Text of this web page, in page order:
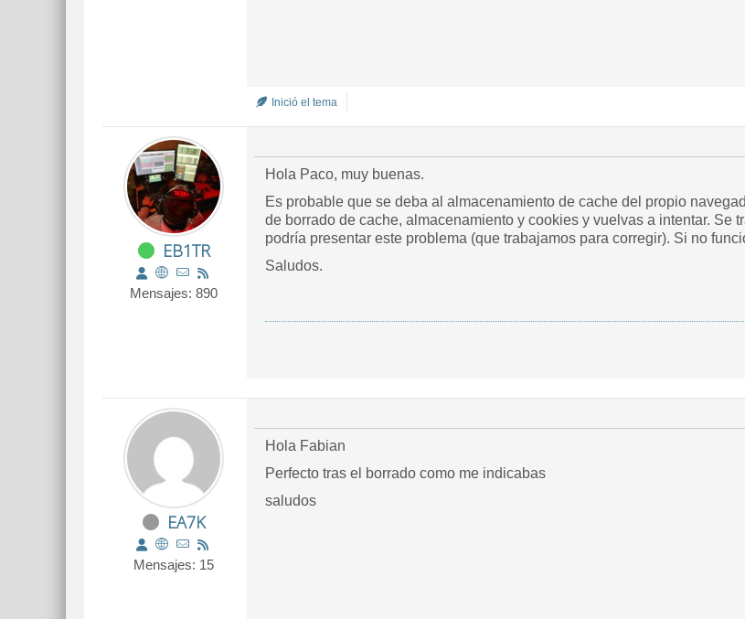
Inició el tema
EB1TR
Mensajes: 890
Hola Paco, muy buenas.
Es probable que se deba al almacenamiento de cache del propio
de borrado de cache, almacenamiento y cookies y vuelvas a intentar. Se
podría presentar este problema (que trabajamos para corregir). Si no
Saludos.
EA7K
Mensajes: 15
Hola Fabian
Perfecto tras el borrado como me indicabas
saludos